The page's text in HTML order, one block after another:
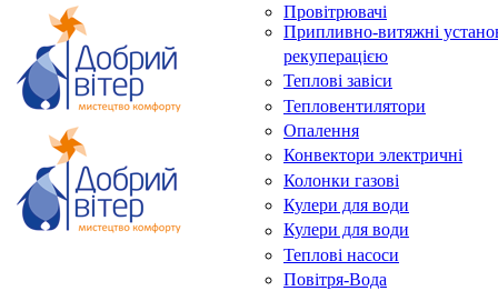
Провітрювачі
Припливно-витяжні
рекуперацією
Теплові завіси
Тепловентилятори
Опалення
Конвектори электричні
Колонки газові
Кулери для води
Кулери для води
Теплові насоси
Повітря-Вода